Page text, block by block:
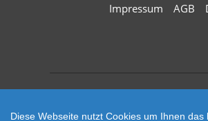
Impressum AGB
Diese Webseite nutzt Cookies um Ihnen